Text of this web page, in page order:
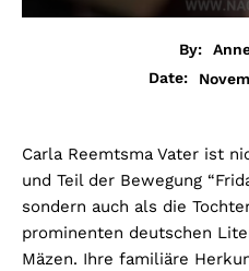
By:
Date:
Carla Reemtsma Vater ist
und Teil der Bewegung
sondern auch als die
prominenten deutschen
Mäzen. Ihre familiäre